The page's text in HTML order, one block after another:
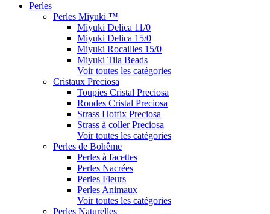
Perles
Perles Miyuki ™
Miyuki Delica 11/0
Miyuki Delica 15/0
Miyuki Rocailles 15/0
Miyuki Tila Beads
Voir toutes les catégories
Cristaux Preciosa
Toupies Cristal Preciosa
Rondes Cristal Preciosa
Strass Hotfix Preciosa
Strass à coller Preciosa
Voir toutes les catégories
Perles de Bohême
Perles à facettes
Perles Nacrées
Perles Fleurs
Perles Animaux
Voir toutes les catégories
Perles Naturelles